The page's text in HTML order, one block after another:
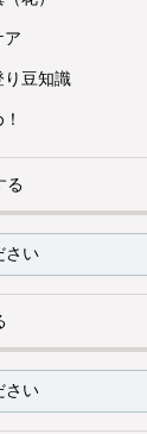
ア
り豆知識
る